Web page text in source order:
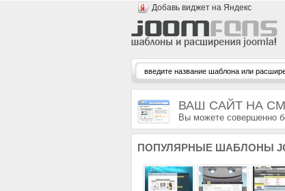
Добавь виджет на Яндекс
ВАШ САЙТ НА
Вы можете совершенно
ПОПУЛЯРНЫЕ ШАБЛОНЫ